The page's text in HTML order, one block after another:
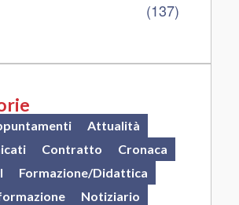
(137)
Attualità
Contratto
Cronaca
Formazione/Didattica
Notiziario